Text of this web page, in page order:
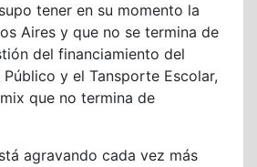
tener en su momento la
Aires y que no se termina de
del financiamiento del
y el Tansporte Escolar,
que no termina de
agravando cada vez más